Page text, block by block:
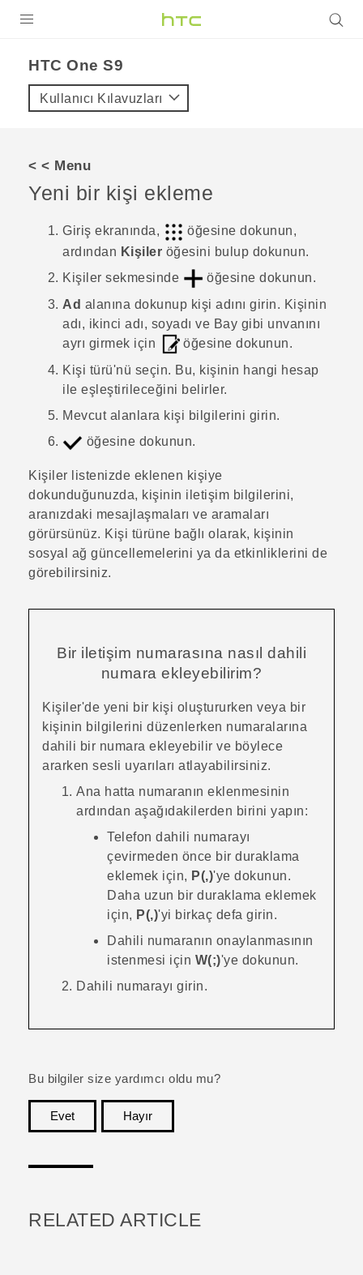
VIVE
VIVERSE
DESTEK
HTC One S9‎
Kullanıcı Kılavuzları
< < Menu
Yeni bir kişi ekleme
Giriş ekranında,
öğesine dokunun,
ardından Kişiler öğesini bulup dokunun.
Kişiler sekmesinde
öğesine dokunun.
Ad alanına dokunup kişi adını girin. Kişinin
adı, ikinci adı, soyadı ve Bay gibi unvanını
ayrı girmek için
öğesine dokunun.
Kişi türü'nü seçin. Bu, kişinin hangi hesap
ile eşleştirileceğini belirler.
Mevcut alanlara kişi bilgilerini girin.
öğesine dokunun.
Kişiler listenizde eklenen kişiye
dokunduğunuzda, kişinin iletişim bilgilerini,
aranızdaki mesajlaşmaları ve aramaları
görürsünüz. Kişi türüne bağlı olarak, kişinin
sosyal ağ güncellemelerini ya da etkinliklerini de
görebilirsiniz.
Bir iletişim numarasına nasıl dahili
numara ekleyebilirim?
Kişiler'de yeni bir kişi oluştururken veya bir
kişinin bilgilerini düzenlerken numaralarına
dahili bir numara ekleyebilir ve böylece
ararken sesli uyarıları atlayabilirsiniz.
Ana hatta numaranın eklenmesinin
ardından aşağıdakilerden birini yapın:
Telefon dahili numarayı
çevirmeden önce bir duraklama
eklemek için, P(,)'ye dokunun.
Daha uzun bir duraklama eklemek
için, P(,)'yi birkaç defa girin.
Dahili numaranın onaylanmasının
istenmesi için W(;)'ye dokunun.
Dahili numarayı girin.
Bu bilgiler size yardımcı oldu mu?
Evet
Hayır
RELATED ARTICLE